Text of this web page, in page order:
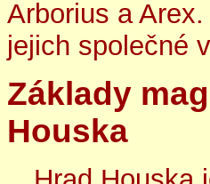
Arborius a
jejich společné
Základy
Houska